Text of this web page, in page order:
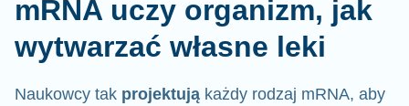
wytwarzać własne leki
Naukowcy tak
dawał komórkom wskazówki dotyczące